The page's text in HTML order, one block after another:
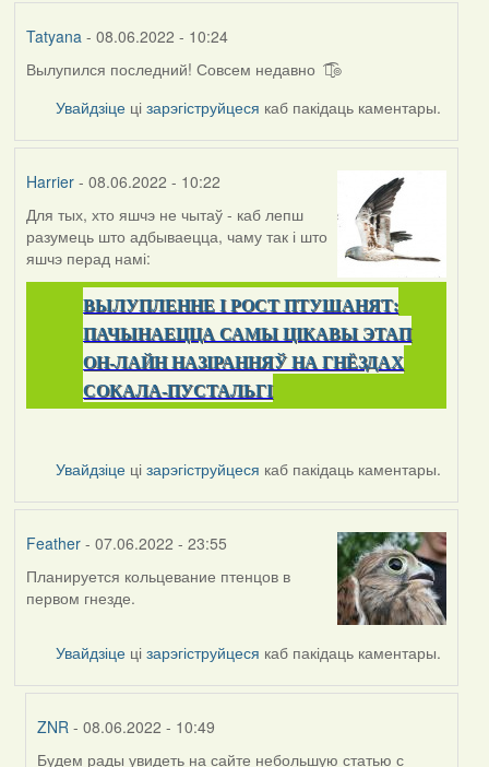
Tatyana- 08.06.2022 - 10:24
Вылупился последний! Совсем недавно ͡๏̮͡๏
Увайдзіце цізарэгіструйцеся каб пакідаць каментары.
Harrier- 08.06.2022 - 10:22
Для тых, хто яшчэ не чытаў - каб лепш
разумець што адбываецца, чаму так і што
яшчэ перад намі:
ВЫЛУПЛЕННЕ I РОСТ ПТУШАНЯТ:
ПАЧЫНАЕЦЦА САМЫ ЦІКАВЫ ЭТАП
ОН-ЛАЙН НАЗІРАННЯЎ НА ГНЁЗДАХ
СОКАЛА-ПУСТАЛЬГІ
Увайдзіце цізарэгіструйцеся каб пакідаць каментары.
Feather- 07.06.2022 - 23:55
Планируется кольцевание птенцов в
первом гнезде.
Увайдзіце цізарэгіструйцеся каб пакідаць каментары.
ZNR - 08.06.2022 - 10:49
Будем рады увидеть на сайте небольшую статью с